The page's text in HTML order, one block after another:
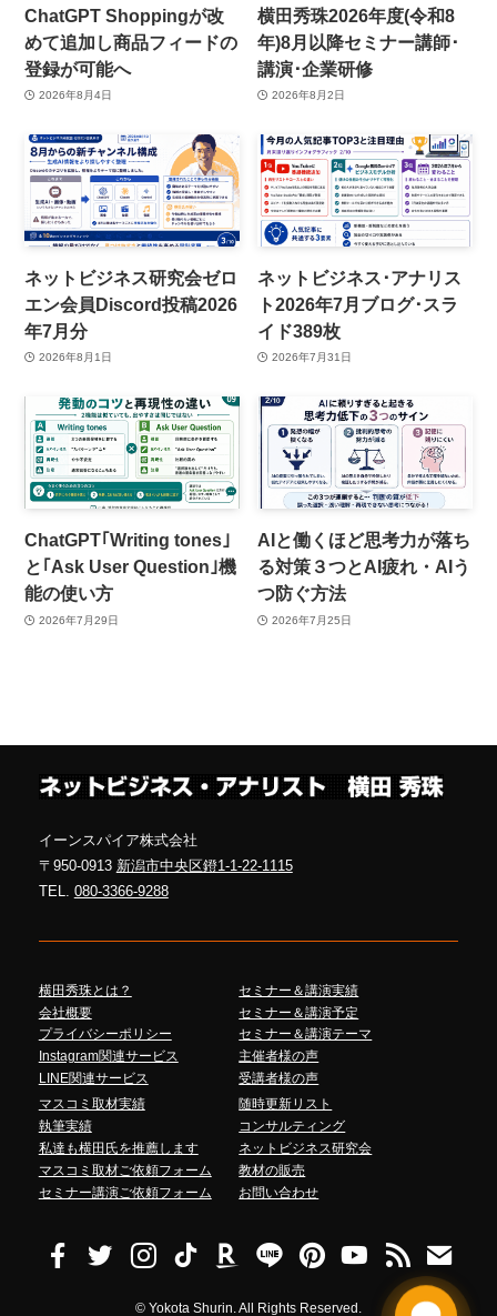
ChatGPT Shoppingが改
めて追加し商品フィードの
登録が可能へ
2026年8月4日
横田秀珠2026年度(令和8
年)8月以降セミナー講師･
講演･企業研修
2026年8月2日
ネットビジネス研究会ゼロ
エン会員Discord投稿2026
年7月分
2026年8月1日
ネットビジネス･アナリス
ト2026年7月ブログ･スラ
イド389枚
2026年7月31日
ChatGPT｢Writing tones｣
と｢Ask User Question｣機
能の使い方
2026年7月29日
AIと働くほど思考力が落ち
る対策３つとAI疲れ・AIう
つ防ぐ方法
2026年7月25日
イーンスパイア株式会社
〒950-0913 新潟市中央区鐙1-1-22-1115
TEL. 080-3366-9288
横田秀珠とは？
会社概要
プライバシーポリシー
Instagram関連サービス
LINE関連サービス
セミナー＆講演実績
セミナー＆講演予定
セミナー＆講演テーマ
主催者様の声
受講者様の声
マスコミ取材実績
執筆実績
私達も横田氏を推薦します
マスコミ取材ご依頼フォーム
セミナー講演ご依頼フォーム
随時更新リスト
コンサルティング
ネットビジネス研究会
教材の販売
お問い合わせ
© Yokota Shurin. All Rights Reserved.